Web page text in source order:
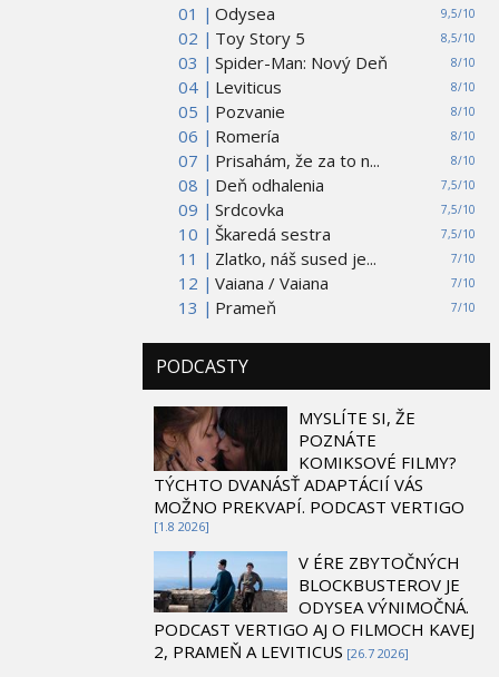
01 | 9,5/10
Odysea
02 |
8,5/10
Toy Story 5
03 |
8/10
Spider-Man: Nový Deň
04 |
8/10
Leviticus
05 |
8/10
Pozvanie
06 |
8/10
Romería
07 |
8/10
Prisahám, že za to n...
08 |
7,5/10
Deň odhalenia
09 |
7,5/10
Srdcovka
10 |
7,5/10
Škaredá sestra
11 |
7/10
Zlatko, náš sused je...
12 |
7/10
Vaiana / Vaiana
13 |
7/10
Prameň
PODCASTY
MYSLÍTE SI, ŽE
POZNÁTE
KOMIKSOVÉ FILMY?
TÝCHTO DVANÁSŤ ADAPTÁCIÍ VÁS
MOŽNO PREKVAPÍ. PODCAST VERTIGO
[1.8 2026]
V ÉRE ZBYTOČNÝCH
BLOCKBUSTEROV JE
ODYSEA VÝNIMOČNÁ.
PODCAST VERTIGO AJ O FILMOCH KAVEJ
2, PRAMEŇ A LEVITICUS [26.7 2026]